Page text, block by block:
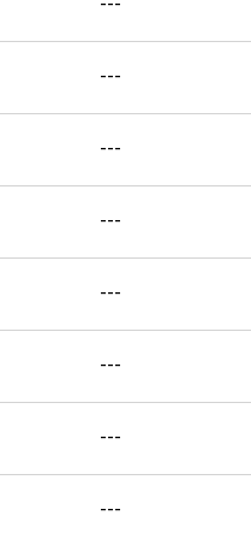
---
---
---
---
---
---
---